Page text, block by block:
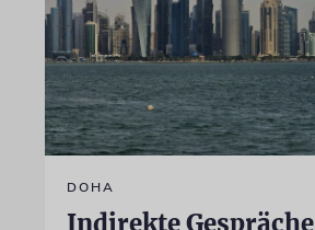
DOHA
Indirekte Gespräche